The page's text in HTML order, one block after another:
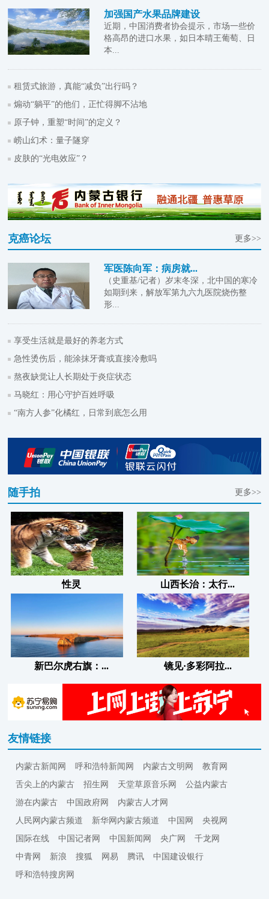
加强国产水果品牌建设
近期，中国消费者协会提示，市场一些价
格高昂的进口水果，如日本晴王葡萄、日
本...
租赁式旅游，真能“减负”出行吗？
煽动“躺平”的他们，正忙得脚不沾地
原子钟，重塑“时间”的定义？
崂山幻术：量子隧穿
皮肤的“光电效应”？
克癌论坛 更多>>
军医陈向军：病房就...
（史重基/记者）岁末冬深，北中国的寒冷
如期到来，解放军第九六九医院烧伤整
形...
享受生活就是最好的养老方式
急性烫伤后，能涂抹牙膏或直接冷敷吗
熬夜缺觉让人长期处于炎症状态
马晓红：用心守护百姓呼吸
“南方人参”化橘红，日常到底怎么用
随手拍 更多>>
性灵 山西长治：太行...
新巴尔虎右旗：... 镜见·多彩阿拉...
友情链接
内蒙古新闻网 呼和浩特新闻网 内蒙古文明网
教育网
舌尖上的内蒙古
招生网 天堂草原音乐网
公益内蒙古
游在内蒙古
中国政府网
内蒙古人才网
人民网内蒙古频道
新华网内蒙古频道 中国网
央视网
国际在线
中国记者网 中国新闻网 央广网
千龙网
中青网
新浪 搜狐 网易 腾讯
中国建设银行
呼和浩特搜房网